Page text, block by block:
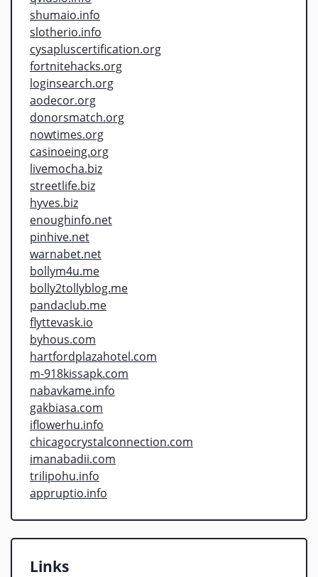
shumaio.info
slotherio.info
cysapluscertification.org
fortnitehacks.org
loginsearch.org
aodecor.org
donorsmatch.org
nowtimes.org
casinoeing.org
livemocha.biz
streetlife.biz
hyves.biz
enoughinfo.net
pinhive.net
warnabet.net
bollym4u.me
bolly2tollyblog.me
pandaclub.me
flyttevask.io
byhous.com
hartfordplazahotel.com
m-918kissapk.com
nabavkame.info
gakbiasa.com
iflowerhu.info
chicagocrystalconnection.com
imanabadii.com
trilipohu.info
appruptio.info
Links